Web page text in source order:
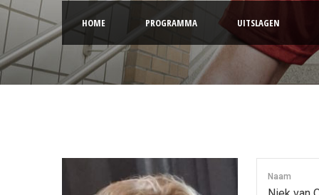
HOME PROGRAMMA UITSLAGEN
Naam